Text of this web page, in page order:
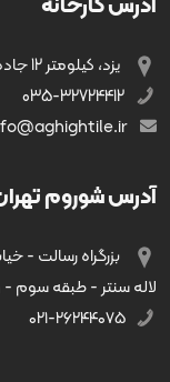
یزد، کیلومتر 12 جاده یزد - تهران، صندوق پستی 116
آدرس شوروم
بزرگراه رسالت -
لاله سنتر - طبقه سوم -
۰۲۱-۲۶۲۴۴۰۷۵